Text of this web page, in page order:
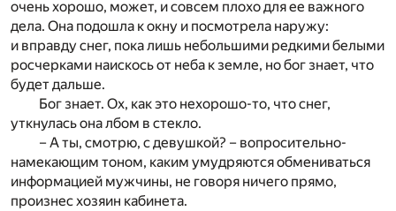
очень хорошо, может, и совсем плохо для ее важного
дела. Она подошла к окну и посмотрела наружу:
и вправду снег, пока лишь небольшими редкими белыми
росчерками наискось от неба к земле, но бог знает, что
будет дальше.
Бог знает. Ох, как это нехорошо-то, что снег,
уткнулась она лбом в стекло.
– А ты, смотрю, с девушкой? – вопросительно-
намекающим тоном, каким умудряются обмениваться
информацией мужчины, не говоря ничего прямо,
произнес хозяин кабинета.